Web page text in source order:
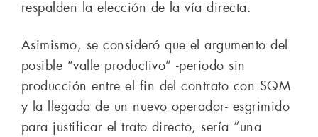
respalden la elección de la vía directa.
Asimismo, se consideró que el argumento del
posible “valle productivo” -periodo sin
producción entre el fin del contrato con SQM
y la llegada de un nuevo operador- esgrimido
para justificar el trato directo, sería “una